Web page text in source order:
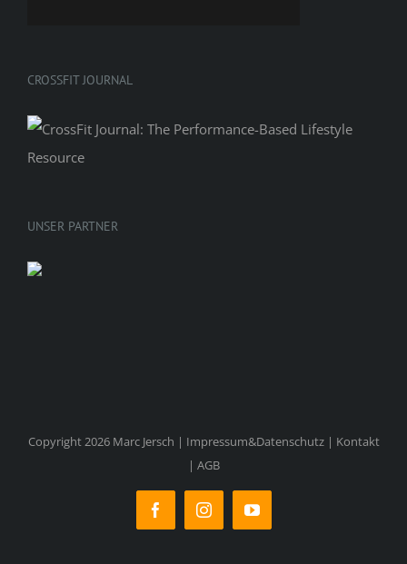
CROSSFIT JOURNAL
UNSER PARTNER
Copyright 2026 Marc Jersch | Impressum&Datenschutz| Kontakt
| AGB
FacebookInstagramYouTube